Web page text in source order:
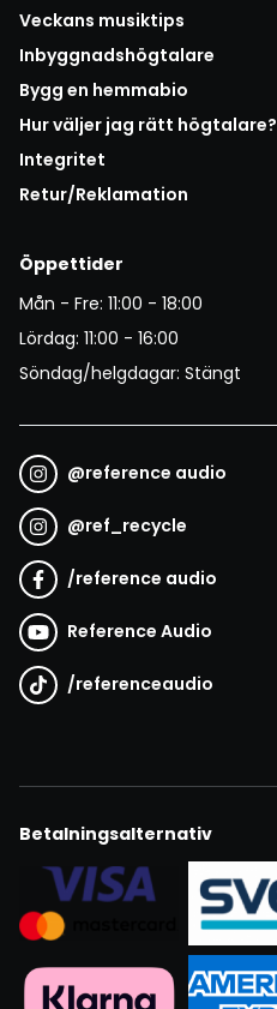
Veckans musiktips
Inbyggnadshögtalare
Bygg en hemmabio
Hur väljer jag rätt högtalare?
Integritet
Retur/Reklamation
Öppettider
Mån - Fre: 11:00 - 18:00
Lördag: 11:00 - 16:00
Söndag/helgdagar: Stängt
@reference audio
@ref_recycle
/reference audio
Reference Audio
/referenceaudio
Betalningsalternativ